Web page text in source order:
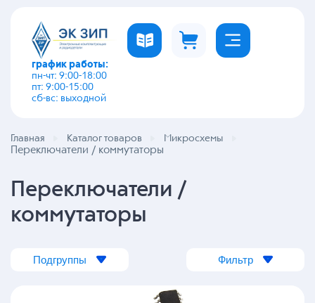
график работы:
пн-чт: 9:00-18:00
пт: 9:00-15:00
сб-вс: выходной
Главная Каталог товаров Микросхемы
Переключатели / коммутаторы
Переключатели /
коммутаторы
Подгруппы Фильтр